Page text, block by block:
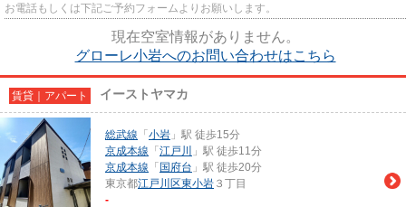
お電話もしくは下記ご予約フォームよりお願いします。
現在空室情報がありません。
グローレ小岩へのお問い合わせはこちら
賃貸｜アパート イーストヤマカ
総武線 「 小岩 」駅 徒歩15分
京成本線 「 江戸川
」駅 徒歩11分
京成本線 「 国府台 」駅 徒歩20分
東京都江戸川区東小岩 ３丁目
-